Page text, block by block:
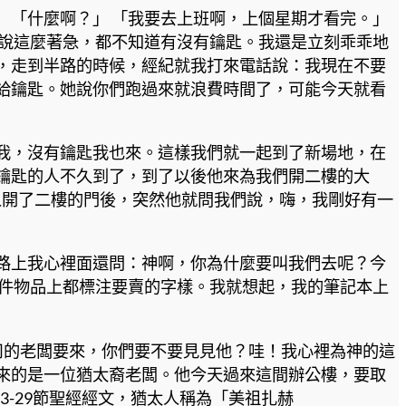
什麼啊？」 「我要去上班啊，上個星期才看完。」
這麼著急，都不知道有沒有鑰匙。我還是立刻乖乖地
到半路的時候，經紀就我打來電話說：我現在不要
匙。她說你們跑過來就浪費時間了，可能今天就看
沒有鑰匙我也來。這樣我們就一起到了新場地，在
的人不久到了，到了以後他來為我們開二樓的大
了二樓的門後，突然他就問我們說，嗨，我剛好有一
我心裡面還問：神啊，你為什麼要叫我們去呢？今
物品上都標注要賣的字樣。我就想起，我的筆記本上
老闆要來，你們要不要見見他？哇！我心裡為神的這
是一位猶太裔老闆。他今天過來這間辦公樓，要取
29節聖經經文，猶太人稱為「美祖扎赫